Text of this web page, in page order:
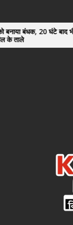
the
content
घंटे बाद भी